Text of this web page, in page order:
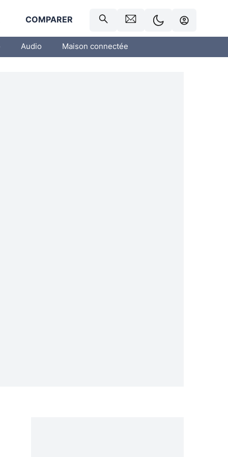
COMPARER
Audio Maison connectée